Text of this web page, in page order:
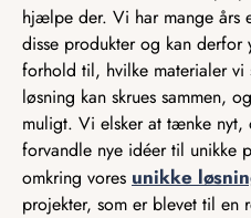
hjælpe der. Vi har mange års
disse produkter og kan
forhold til, hvilke materialer vi
løsning kan skrues sammen,
muligt. Vi elsker at tænke nyt,
forvandle nye idéer til unikke
omkring vores unikke
projekter, som er blevet til en